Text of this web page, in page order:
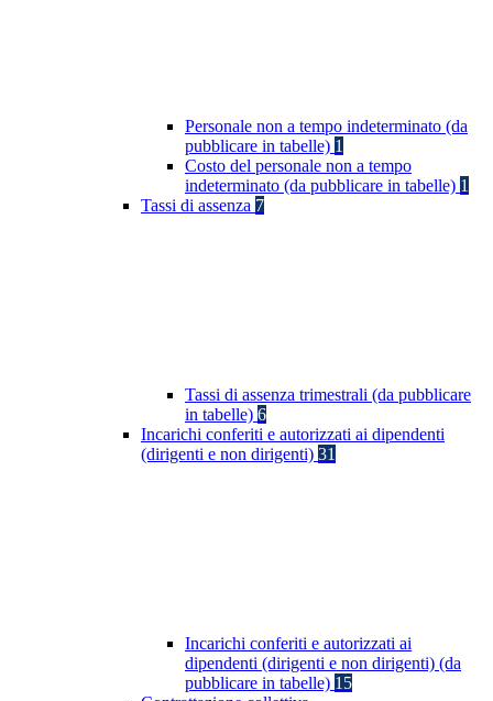
Personale non a tempo indeterminato (da
pubblicare in tabelle) 1
Costo del personale non a tempo
indeterminato (da pubblicare in tabelle) 1
Tassi di assenza 7
Tassi di assenza trimestrali (da pubblicare
in tabelle) 6
Incarichi conferiti e autorizzati ai dipendenti
(dirigenti e non dirigenti) 31
Incarichi conferiti e autorizzati ai
dipendenti (dirigenti e non dirigenti) (da
pubblicare in tabelle) 15